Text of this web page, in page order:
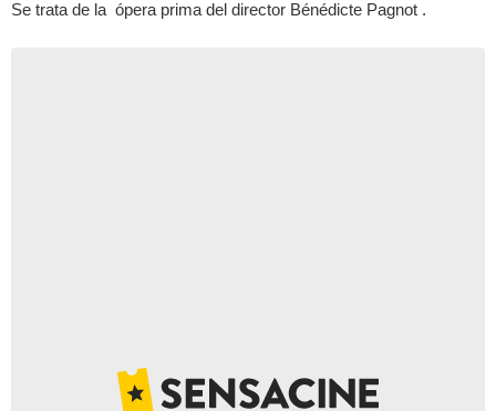
Se trata de la ópera prima del director Bénédicte Pagnot .